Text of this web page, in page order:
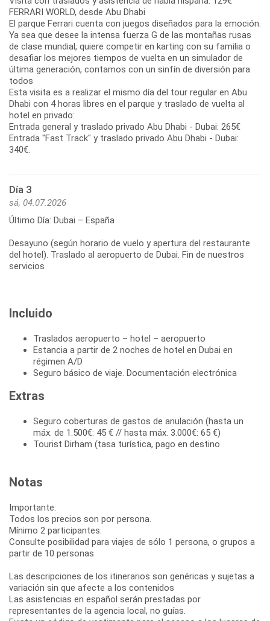
FERRARI WORLD, desde Abu Dhabi
El parque Ferrari cuenta con juegos diseñados para la emoción.
Ya sea que desee la intensa fuerza G de las montañas rusas
de clase mundial, quiere competir en karting con su familia o
desafiar los mejores tiempos de vuelta en un simulador de
última generación, contamos con un sinfín de diversión para
todos
Esta visita es a realizar el mismo día del tour regular en Abu
Dhabi con 4 horas libres en el parque y traslado de vuelta al
hotel en privado:
Entrada general y traslado privado Abu Dhabi - Dubai: 265€
Entrada "Fast Track" y traslado privado Abu Dhabi - Dubai:
Día 3
sá, 04.07.2026
Último Día: Dubai – España
Desayuno (según horario de vuelo y apertura del restaurante
del hotel). Traslado al aeropuerto de Dubai. Fin de nuestros
Incluido
Traslados aeropuerto – hotel – aeropuerto
Estancia a partir de 2 noches de hotel en Dubai en
régimen A/D
Seguro básico de viaje. Documentación electrónica
Extras
Seguro coberturas de gastos de anulación (hasta un
máx. de 1.500€: 45 € // hasta máx. 3.000€: 65 €)
Tourist Dirham (tasa turística, pago en destino
Notas
Importante:
Todos los precios son por persona.
Mínimo 2 participantes.
Consulte posibilidad para viajes de sólo 1 persona, o grupos a
partir de 10 personas
Las descripciones de los itinerarios son genéricas y sujetas a
variación sin que afecte a los contenidos
Las asistencias en español serán prestadas por
representantes de la agencia local, no guías.